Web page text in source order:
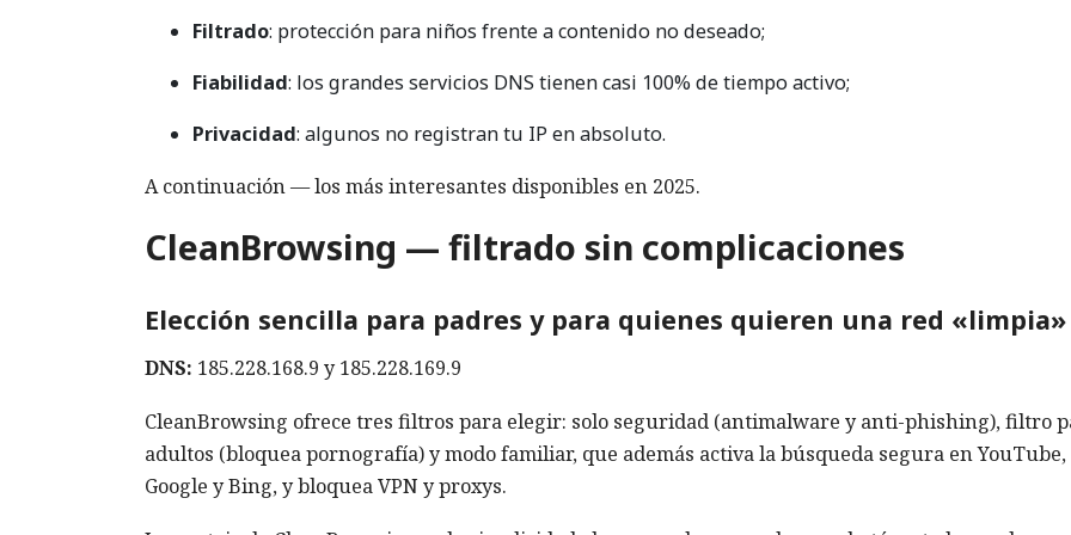
Filtrado: protección para niños frente a contenido no deseado;
Fiabilidad: los grandes servicios DNS tienen casi 100% de tiempo activo;
Privacidad: algunos no registran tu IP en absoluto.
A continuación — los más interesantes disponibles en 2025.
CleanBrowsing — filtrado sin complicaciones
Elección sencilla para padres y para quienes quieren una red «limpia»
DNS: 185.228.168.9 y 185.228.169.9
CleanBrowsing ofrece tres filtros para elegir: solo seguridad (antimalware y anti-phishing), filtro
adultos (bloquea pornografía) y modo familiar, que además activa la búsqueda segura en YouTube,
Google y Bing, y bloquea VPN y proxys.